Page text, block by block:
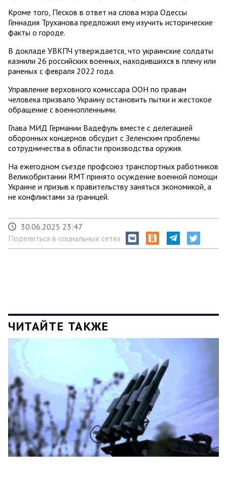
Кроме того, Песков в ответ на слова мэра Одессы
Геннадия Труханова предложил ему изучить исторические
факты о городе.
В докладе УВКПЧ утверждается, что украинские солдаты
казнили 26 российских военных, находившихся в плену или
раненых с февраля 2022 года.
Управление верховного комиссара ООН по правам
человека призвало Украину остановить пытки и жестокое
обращение с военнопленными.
Глава МИД Германии Вадефуль вместе с делегацией
оборонных концернов обсудит с Зеленским проблемы
сотрудничества в области производства оружия.
На ежегодном съезде профсоюз транспортных работников
Великобритании RMT принято осуждение военной помощи
Украине и призыв к правительству заняться экономикой, а
не конфликтами за границей.
30.06.2025 23:47
Поделиться в социальных сетях
ЧИТАЙТЕ ТАКЖЕ